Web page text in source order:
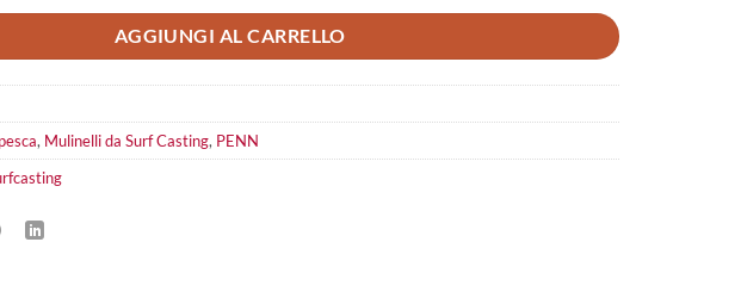
AGGIUNGI AL CARRELLO
, Mulinelli da Surf Casting, PENN